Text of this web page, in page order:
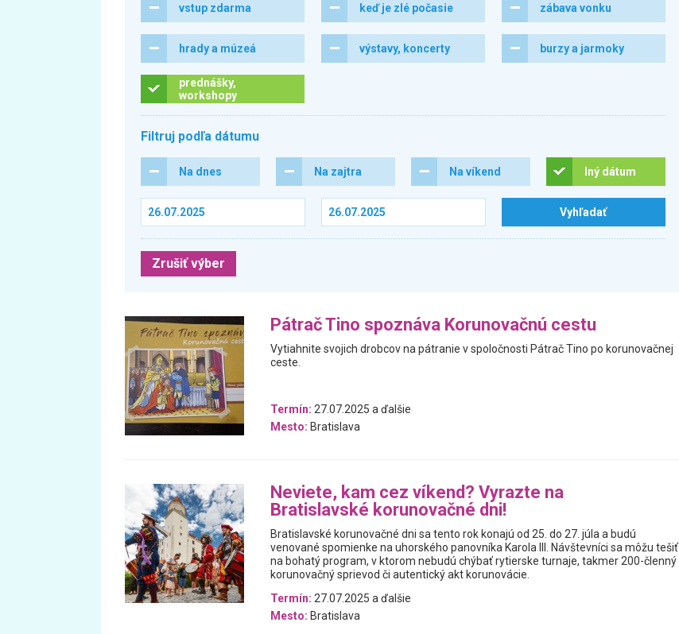
vstup zdarma keď je zlé počasie zábava vonku
hrady a múzeá výstavy, koncerty burzy a jarmoky
prednášky,
workshopy
Filtruj podľa dátumu
Na dnes Na zajtra Na víkend Iný dátum
Zrušiť výber
Pátrač Tino spoznáva Korunovačnú cestu
Vytiahnite svojich drobcov na pátranie v spoločnosti Pátrač Tino po korunovačnej
ceste.
Termín: 27.07.2025 a ďalšie
Mesto: Bratislava
Neviete, kam cez víkend? Vyrazte na
Bratislavské korunovačné dni!
Bratislavské korunovačné dni sa tento rok konajú od 25. do 27. júla a budú
venované spomienke na uhorského panovníka Karola III. Návštevníci sa môžu tešiť
na bohatý program, v ktorom nebudú chýbať rytierske turnaje, takmer 200-členný
korunovačný sprievod či autentický akt korunovácie.
Termín: 27.07.2025 a ďalšie
Mesto: Bratislava